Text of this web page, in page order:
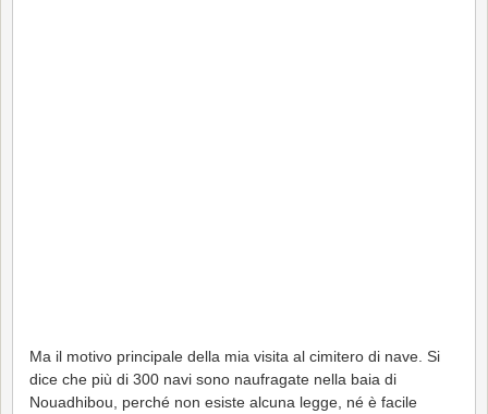
Ma il motivo principale della mia visita al cimitero di nave. Si
dice che più di 300 navi sono naufragate nella baia di
Nouadhibou, perché non esiste alcuna legge, né è facile